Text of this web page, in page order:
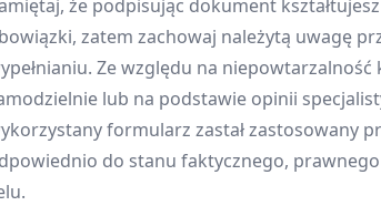
że podpisując dokument
zatem zachowaj należytą uwagę
Ze względu na niepowtarzalność
lub na podstawie opinii
formularz zastał zastosowany
do stanu faktycznego,